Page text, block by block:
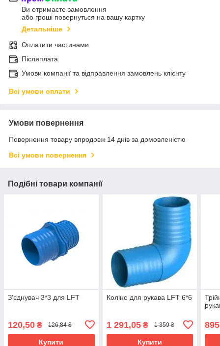
Ви отримаєте замовлення
або гроші повернуться на вашу картку
Детальніше
Оплатити частинами
Післяплата
Умови компанії та відправлення замовлень клієнту
Всі умови оплати
Умови повернення
Повернення товару впродовж 14 днів за домовленістю
Всі умови повернення
Подібні товари компанії
З'єднувач 3*3 для LFT
120,50 ₴ 126,84 ₴
Купити
Коліно для рукава LFT 6*6
1 291,05₴ 1 359 ₴
Купити